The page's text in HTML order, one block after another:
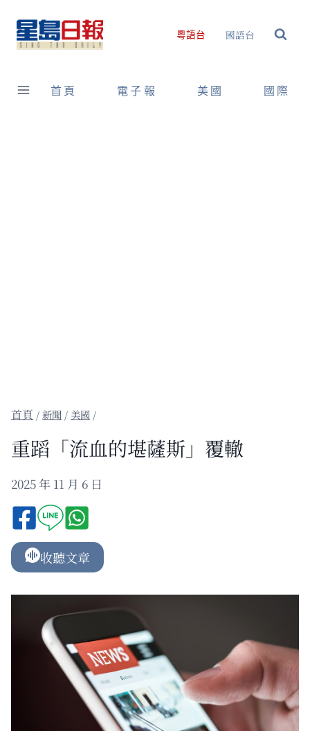
content
粵語台 國語台
首頁 電子報 美國 國際
/新聞 / 美國 /
重蹈「流血的堪薩斯」覆轍
2025 年 11 月 6 日
收聽文章